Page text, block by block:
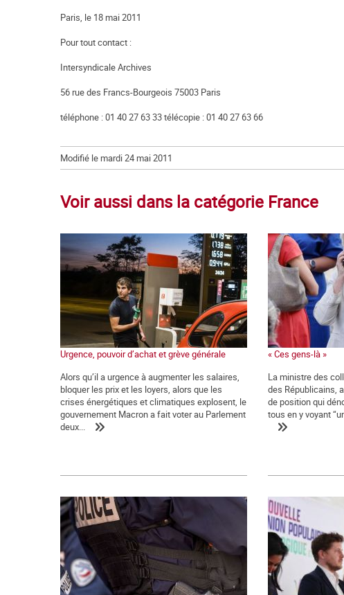
Paris, le 18 mai 2011
Pour tout contact :
Intersyndicale Archives
56 rue des Francs-Bourgeois 75003 Paris
téléphone : 01 40 27 63 33 télécopie : 01 40 27 63 66
Modifié le mardi 24 mai 2011
Voir aussi dans la catégorie France
Urgence, pouvoir d’achat et grève générale
Alors qu’il a urgence à augmenter les salaires,
bloquer les prix et les loyers, alors que les
crises énergétiques et climatiques explosent, le
gouvernement Macron a fait voter au Parlement
deux...
« Ces gens-là »
La ministre des
des Républicains,
de position qui
tous en y voyant